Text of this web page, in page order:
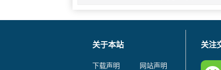
关于本站
下载声明
网站声明
关注